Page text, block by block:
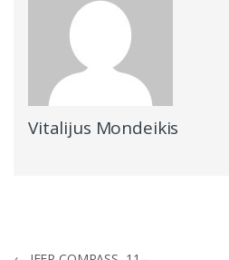
Vitalijus Mondeikis
Navigacija